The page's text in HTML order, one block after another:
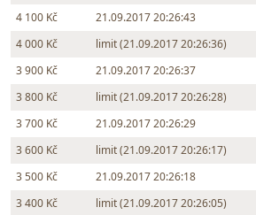
4 100 Kč
21.09.2017 20:26:43
4 000 Kč
limit (21.09.2017 20:26:36)
3 900 Kč
21.09.2017 20:26:37
3 800 Kč
limit (21.09.2017 20:26:28)
3 700 Kč
21.09.2017 20:26:29
3 600 Kč
limit (21.09.2017 20:26:17)
3 500 Kč
21.09.2017 20:26:18
3 400 Kč
limit (21.09.2017 20:26:05)